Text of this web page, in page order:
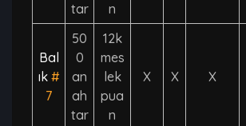
tar
n
Bal
ık #
7
50
0
an
ah
tar
12k
mes
lek
pua
n
X X X